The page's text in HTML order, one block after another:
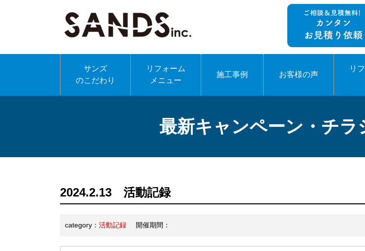
サンズ
のこだわり
リフォーム
メニュー
施工事例 お客様の声
リ
最新キャンペーン・チラ
2024.2.13 活動記録
category： 活動記録 開催期間：